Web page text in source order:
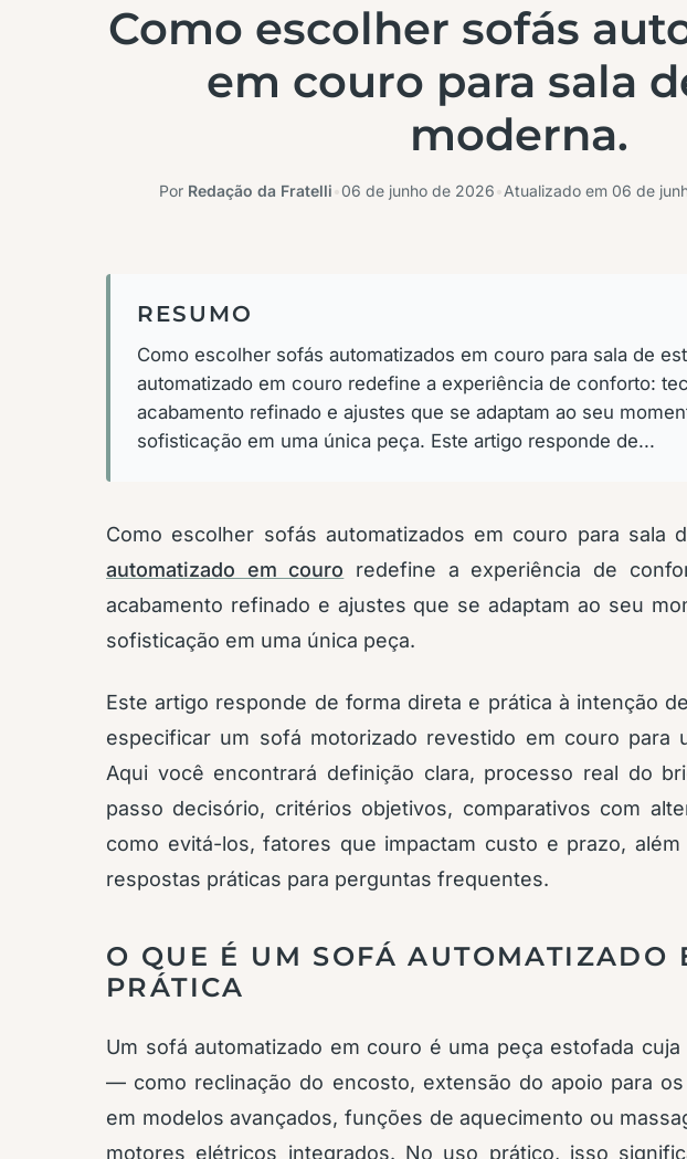
Como escolher sofás
em couro para sala
moderna.
Por Redação da Fratelli 06 de junho de 2026 Atualizado em 06 de
RESUMO
Como escolher sofás automatizados em couro para sala de
automatizado em couro redefine a experiência de conforto:
acabamento refinado e ajustes que se adaptam ao seu
sofisticação em uma única peça. Este artigo responde de...
Como escolher sofás automatizados em couro para sala
automatizado em couro redefine a experiência de
acabamento refinado e ajustes que se adaptam ao seu
sofisticação em uma única peça.
Este artigo responde de forma direta e prática à intenção
especificar um sofá motorizado revestido em couro para
Aqui você encontrará definição clara, processo real do
passo decisório, critérios objetivos, comparativos com
como evitá-los, fatores que impactam custo e prazo,
respostas práticas para perguntas frequentes.
O QUE É UM SOFÁ AUTOMATIZADO
PRÁTICA
Um sofá automatizado em couro é uma peça estofada
— como reclinação do encosto, extensão do apoio para
em modelos avançados, funções de aquecimento ou
motores elétricos integrados. No uso prático, isso